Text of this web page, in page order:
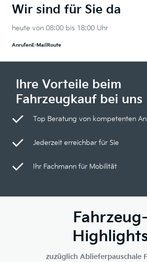
Wir sind für Sie da
heute von 08:00 bis 18:00 Uhr
AnrufenE-Mail Route
Ihre Vorteile beim
Fahrzeugkauf bei uns
Top Beratung von kompetenten
Jederzeit erreichbar für Sie
Ihr Fachmann für Mobilität
Fahrzeug-
zuzüglich Ablieferpauschale